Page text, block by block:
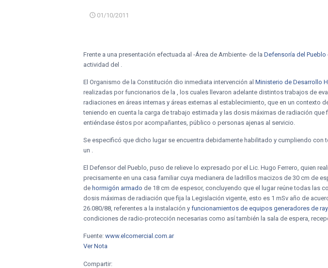
01/10/2011
Frente a una presentación efectuada al -Área de Ambiente- de laDefensoría del Pueblo
actividad del .
El Organismo de la Constitución dio inmediata intervención alMinisterio de Desarrollo
realizadas por funcionarios de la , los cuales llevaron adelante distintos trabajos de
radiaciones en áreas internas y áreas externas al establecimiento, que en un
teniendo en cuenta la carga de trabajo estimada y las dosis máximas de radiación
entiéndase éstos por acompañantes, público o personas ajenas al servicio.
Se especificó que dicho lugar se encuentra debidamente habilitado y cumpliendo
un .
El Defensor del Pueblo, puso de relieve lo expresado por el Lic. Hugo Ferrero, quien
precisamente en una casa familiar cuya medianera de ladrillos macizos de 30 cm de
de hormigón armado de 18 cm de espesor, concluyendo que el lugar reúne todas las
dosis máximas de radiación que fija la Legislación vigente, esto es 1 mSv año de
26.080/88, referentes a la instalación yfuncionamientos de equipos generadores de
condiciones de radio-protección necesarias como así también la sala de espera,
Fuente:www.elcomercial.com.ar
Ver Nota
Compartir: